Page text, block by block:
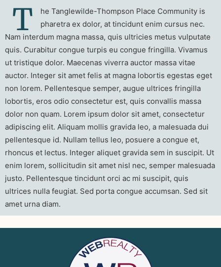
T
he Tanglewilde-Thompson Place Community is
pharetra ex dolor, at tincidunt enim cursus nec.
Nam interdum magna massa, quis ultricies metus vulputate
quis. Curabitur congue turpis eu congue fringilla. Vivamus
ut tristique dolor. Maecenas viverra auctor massa vitae
auctor. Integer sit amet felis at magna lobortis egestas eget
non lorem. Pellentesque semper, augue ultrices fringilla
lobortis, eros odio consectetur est, quis convallis massa
dolor non quam. Lorem ipsum dolor sit amet, consectetur
adipiscing elit. Aliquam mollis gravida leo, a malesuada dui
pellentesque id. Nullam tellus leo, posuere a congue et,
rhoncus et lectus. Integer aliquet gravida sem in suscipit. Ut
enim lorem, sollicitudin sit amet nisl nec, semper malesuada
justo. Pellentesque tincidunt orci ac mi suscipit, quis
ultrices nulla feugiat. Sed porta congue accumsan. Sed sit
amet urna diam.